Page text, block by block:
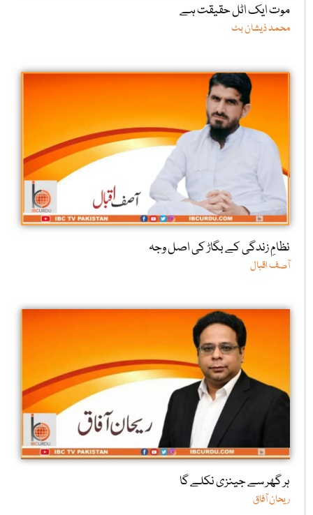
موت ایک اٹل حقیقت ہے
محمد ذیشان بٹ
نظامِ زندگی کے بگاڑ کی اصل وجہ
آصف اقبال
ہر گھر سے جینزی نکلے گا
ریحان آفاق